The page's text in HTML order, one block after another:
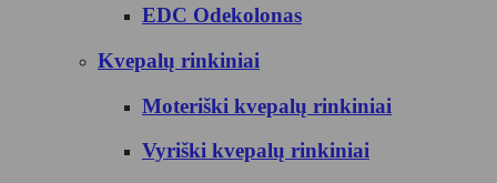
EDC Odekolonas
Kvepalų rinkiniai
Moteriški kvepalų rinkiniai
Vyriški kvepalų rinkiniai